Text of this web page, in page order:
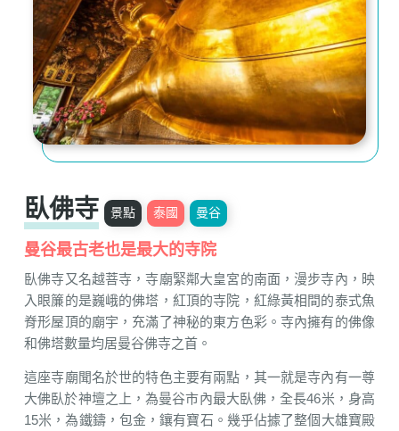
臥佛寺 景點 泰國 曼谷
曼谷最古老也是最大的寺院
臥佛寺又名越菩寺，寺廟緊鄰大皇宮的南面，漫步寺內，映
入眼簾的是巍峨的佛塔，紅頂的寺院，紅綠黃相間的泰式魚
脊形屋頂的廟宇，充滿了神秘的東方色彩。寺內擁有的佛像
和佛塔數量均居曼谷佛寺之首。
這座寺廟聞名於世的特色主要有兩點，其一就是寺內有一尊
大佛臥於神壇之上，為曼谷市內最大臥佛，全長46米，身高
15米，為鐵鑄，包金，鑲有寶石。幾乎佔據了整個大雄寶殿